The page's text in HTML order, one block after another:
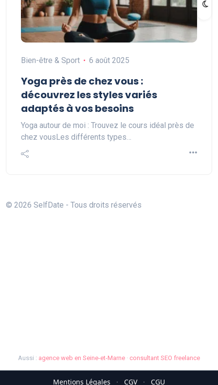
Bien-être & Sport 6 août 2025
Yoga près de chez vous :
découvrez les styles variés
adaptés à vos besoins
Yoga autour de moi : Trouvez le cours idéal près de
chez vousLes différents types…
© 2026 SelfDate - Tous droits réservés
Aussi : agence web en Seine-et-Marne · consultant SEO freelance
Mentions Légales · CGV · CGU